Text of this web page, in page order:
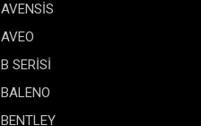
AVENSİS
AVEO
B SERİSİ
BALENO
BENTLEY